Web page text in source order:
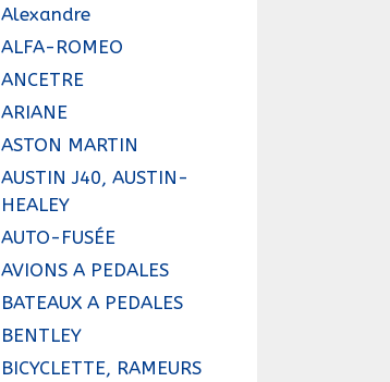
Alexandre
ALFA-ROMEO
ANCETRE
ARIANE
ASTON MARTIN
AUSTIN J40, AUSTIN-
HEALEY
AUTO-FUSÉE
AVIONS A PEDALES
BATEAUX A PEDALES
BENTLEY
BICYCLETTE, RAMEURS